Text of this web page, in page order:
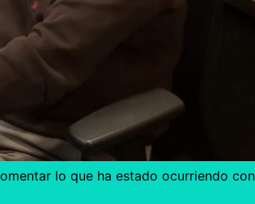
lo que ha estado ocurriendo